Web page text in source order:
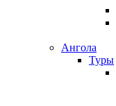
Ангола
Туры